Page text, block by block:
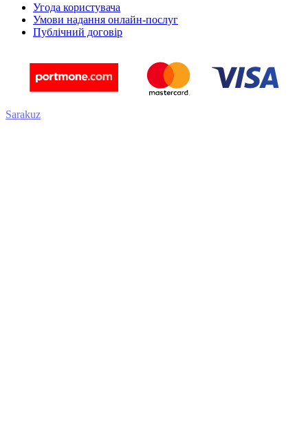
Угода користувача
Умови надання онлайн-послуг
Публічний договір
Sarakuz